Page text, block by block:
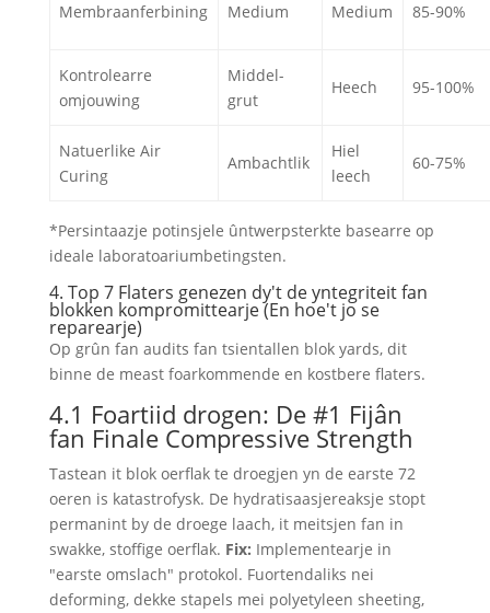
Membraanferbining Medium Medium 85-90%
Kontrolearre
omjouwing
Middel-
grut
Heech 95-100%
Natuerlike Air
Curing
Ambachtlik
Hiel
leech
60-75%
*Persintaazje potinsjele ûntwerpsterkte basearre op
ideale laboratoariumbetingsten.
4. Top 7 Flaters genezen dy't de yntegriteit fan
blokken kompromittearje (En hoe't jo se
reparearje)
Op grûn fan audits fan tsientallen blok yards, dit
binne de meast foarkommende en kostbere flaters.
4.1 Foartiid drogen: De #1 Fijân
fan Finale Compressive Strength
Tastean it blok oerflak te droegjen yn de earste 72
oeren is katastrofysk. De hydratisaasjereaksje stopt
permanint by de droege laach, it meitsjen fan in
swakke, stoffige oerflak. Fix: Implementearje in
"earste omslach" protokol. Fuortendaliks nei
deforming, dekke stapels mei polyetyleen sheeting,